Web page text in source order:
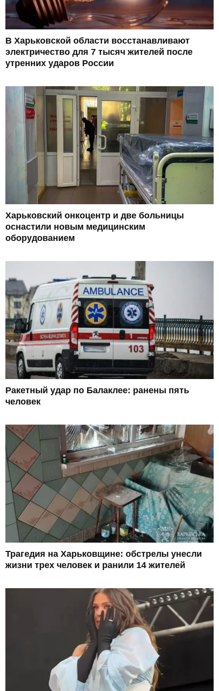
В Харьковской области восстанавливают
электричество для 7 тысяч жителей после
утренних ударов России
Харьковский онкоцентр и две больницы
оснастили новым медицинским
оборудованием
Ракетный удар по Балаклее: ранены пять
человек
Трагедия на Харьковщине: обстрелы унесли
жизни трех человек и ранили 14 жителей